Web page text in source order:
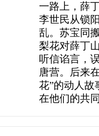
一路上，薛
李世民从锁
乱。苏宝同
梨花对薛丁
听信谄言，
唐营。后来
花”的动人故
在他们的共